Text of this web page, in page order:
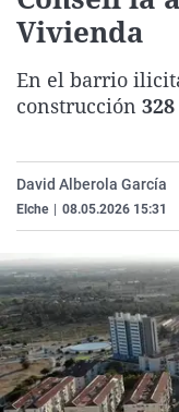
Vivienda
En el barrio
construcción
David Alberola García
Elche 08.05.2026 15:31